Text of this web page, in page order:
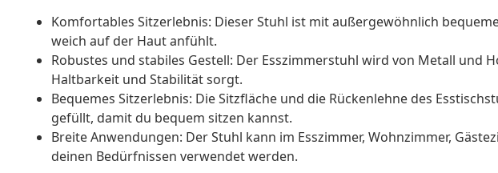
Komfortables Sitzerlebnis: Dieser Stuhl ist mit außergewöhnlich
weich auf der Haut anfühlt.
Robustes und stabiles Gestell: Der Esszimmerstuhl wird von Metall und
Haltbarkeit und Stabilität sorgt.
Bequemes Sitzerlebnis: Die Sitzfläche und die Rückenlehne des
gefüllt, damit du bequem sitzen kannst.
Breite Anwendungen: Der Stuhl kann im Esszimmer, Wohnzimmer,
deinen Bedürfnissen verwendet werden.